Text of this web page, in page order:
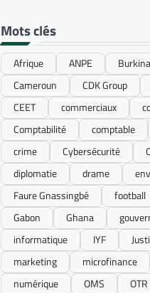
Mots clés
Afrique ANPE
Cameroun
CDK Group
CEET
commerciaux
Comptabilité
comptable
crime
Cybersécurité
diplomatie
drame
Faure Gnassingbé
football
Gabon
Ghana
informatique
IYF
marketing
microfinance
numérique
OMS OTR